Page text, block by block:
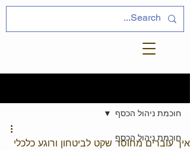
חוכמת ניהול הכסף
חוכמת ניהול הכסף
איך עוברים מחוסר שקט לביטחון ורוגע כלכלי